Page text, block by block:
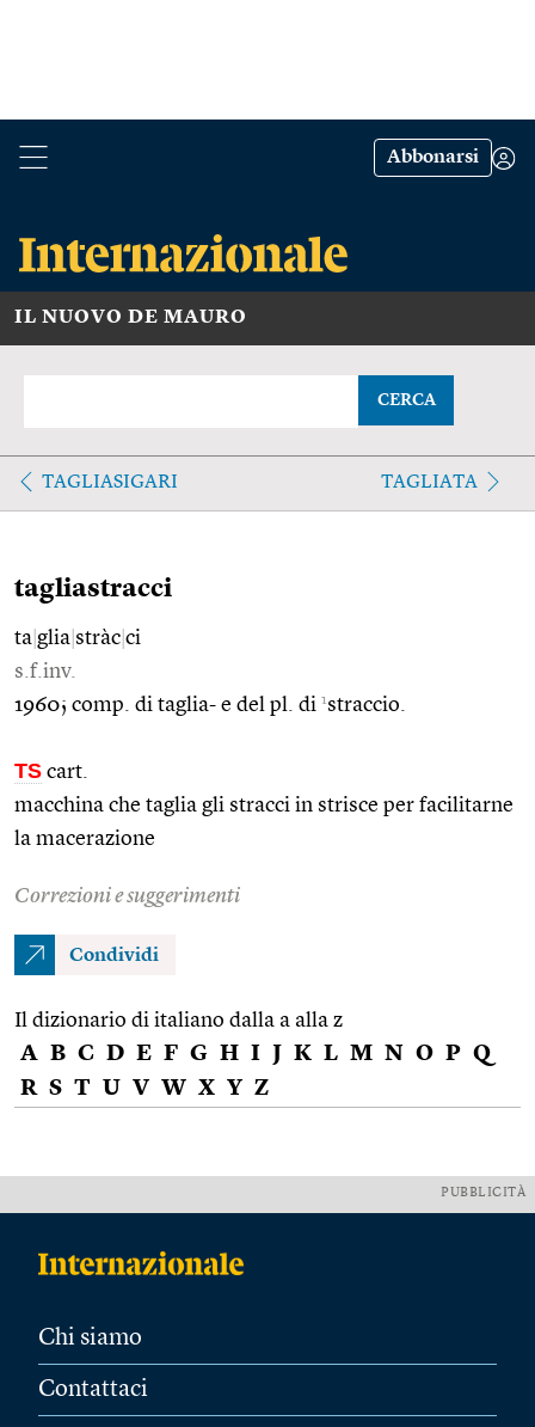
Abbonarsi
IL NUOVO DE MAURO
CERCA
TAGLIASIGARI TAGLIATA
tagliastracci
ta glia stràc ci
s.f.inv.
1960; comp. di taglia- e del pl. di 1straccio.
TS cart.
macchina che taglia gli stracci in strisce per facilitarne
la macerazione
Correzioni e suggerimenti
Condividi
Il dizionario di italiano dalla a alla z
A B C D E F G H I J K L M N O P Q
R S T U V W X Y Z
PUBBLICITÀ
Chi siamo
Contattaci